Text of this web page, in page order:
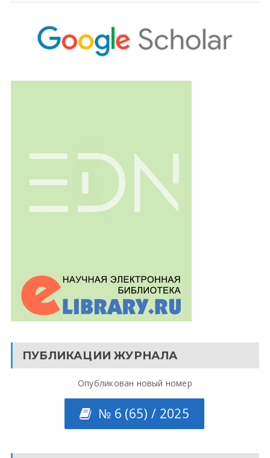
ПУБЛИКАЦИИ ЖУРНАЛА
Опубликован новый номер
№ 6 (65) / 2025